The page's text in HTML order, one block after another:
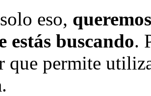
eso,
estás buscando.
que permite